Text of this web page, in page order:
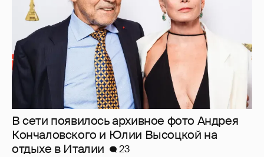
В сети появилось архивное фото Андрея
Кончаловского и Юлии Высоцкой на
отдыхе в Италии
23